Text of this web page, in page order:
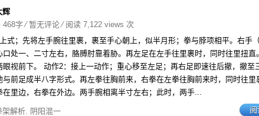
辉
468字⁄暂无评论⁄ 阅读 7,122 views 次
式；先将左手腕往里裹，裹至手心朝上，似半月形；拳与脖项相平。右手
口处一、二寸左右，胳膊肘靠着胁。再左足在左手往里裹时，同时往里扭直
眼视前下。 动作2：接上一动作；重心移至左足；再右足即速往后撤，撤至
与前足成半八字形式。再左拳往胸前来，右拳在左拳往胸前来时，同时往里
在里边，右拳在外边。两手腕相离半寸左右；此时，两手...
架解析, 阴阳混一 阅